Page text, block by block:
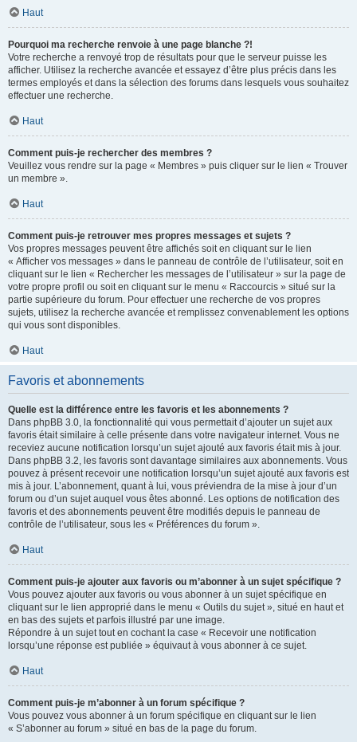
Haut
Pourquoi ma recherche renvoie à une page blanche ?!
Votre recherche a renvoyé trop de résultats pour que le serveur puisse les
afficher. Utilisez la recherche avancée et essayez d’être plus précis dans les
termes employés et dans la sélection des forums dans lesquels vous souhaitez
effectuer une recherche.
Haut
Comment puis-je rechercher des membres ?
Veuillez vous rendre sur la page « Membres » puis cliquer sur le lien « Trouver
un membre ».
Haut
Comment puis-je retrouver mes propres messages et sujets ?
Vos propres messages peuvent être affichés soit en cliquant sur le lien
« Afficher vos messages » dans le panneau de contrôle de l’utilisateur, soit en
cliquant sur le lien « Rechercher les messages de l’utilisateur » sur la page de
votre propre profil ou soit en cliquant sur le menu « Raccourcis » situé sur la
partie supérieure du forum. Pour effectuer une recherche de vos propres
sujets, utilisez la recherche avancée et remplissez convenablement les options
qui vous sont disponibles.
Haut
Favoris et abonnements
Quelle est la différence entre les favoris et les abonnements ?
Dans phpBB 3.0, la fonctionnalité qui vous permettait d’ajouter un sujet aux
favoris était similaire à celle présente dans votre navigateur internet. Vous ne
receviez aucune notification lorsqu’un sujet ajouté aux favoris était mis à jour.
Dans phpBB 3.2, les favoris sont davantage similaires aux abonnements. Vous
pouvez à présent recevoir une notification lorsqu’un sujet ajouté aux favoris est
mis à jour. L’abonnement, quant à lui, vous préviendra de la mise à jour d’un
forum ou d’un sujet auquel vous êtes abonné. Les options de notification des
favoris et des abonnements peuvent être modifiés depuis le panneau de
contrôle de l’utilisateur, sous les « Préférences du forum ».
Haut
Comment puis-je ajouter aux favoris ou m’abonner à un sujet spécifique ?
Vous pouvez ajouter aux favoris ou vous abonner à un sujet spécifique en
cliquant sur le lien approprié dans le menu « Outils du sujet », situé en haut et
en bas des sujets et parfois illustré par une image.
Répondre à un sujet tout en cochant la case « Recevoir une notification
lorsqu’une réponse est publiée » équivaut à vous abonner à ce sujet.
Haut
Comment puis-je m’abonner à un forum spécifique ?
Vous pouvez vous abonner à un forum spécifique en cliquant sur le lien
« S’abonner au forum » situé en bas de la page du forum.